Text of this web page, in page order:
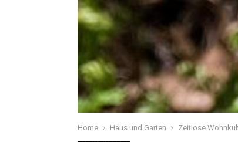
Home Haus und Garten Zeitlose